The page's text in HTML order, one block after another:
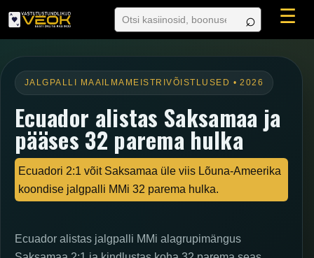
☰
JALGPALLI MAAILMAMEISTRIVÕISTLUSED • 2026
Ecuador alistas Saksamaa ja
pääses 32 parema hulka
Ecuadori 2:1 võit Saksamaa üle viis Lõuna-Ameerika
koondise jalgpalli MMi 32 parema hulka.
Ecuador alistas jalgpalli MMi alagrupimängus